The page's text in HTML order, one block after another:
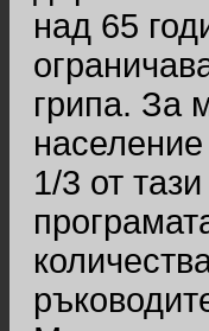
над 65
грипа. За
1/3 от